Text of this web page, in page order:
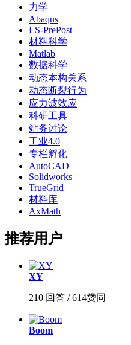
力学
Abaqus
LS-PrePost
材料科学
Matlab
数据科学
动态本构关系
动态断裂行为
应力波效应
科研工具
站务讨论
工业4.0
专栏孵化
AutoCAD
Solidworks
TrueGrid
材料库
AxMath
推荐用户
XY
210 回答 / 614赞同
Boom